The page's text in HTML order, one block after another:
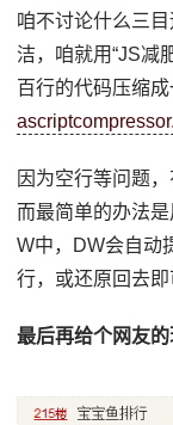
咱不讨论什么三
洁，咱就用“JS减
百行的代码压缩
因为空行等问题
而最简单的办法
W中，DW会自动
行，或还原回去即
最后再给个网友的